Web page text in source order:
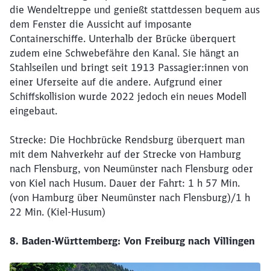
die Wendeltreppe und genießt stattdessen bequem aus
dem Fenster die Aussicht auf imposante
Containerschiffe. Unterhalb der Brücke überquert
zudem eine Schwebefähre den Kanal. Sie hängt an
Stahlseilen und bringt seit 1913 Passagier:innen von
einer Uferseite auf die andere. Aufgrund einer
Schiffskollision wurde 2022 jedoch ein neues Modell
eingebaut.
Strecke: Die Hochbrücke Rendsburg überquert man
mit dem Nahverkehr auf der Strecke von Hamburg
nach Flensburg, von Neumünster nach Flensburg oder
von Kiel nach Husum. Dauer der Fahrt: 1 h 57 Min.
(von Hamburg über Neumünster nach Flensburg)/1 h
22 Min. (Kiel-Husum)
8. Baden-Württemberg: Von Freiburg nach Villingen